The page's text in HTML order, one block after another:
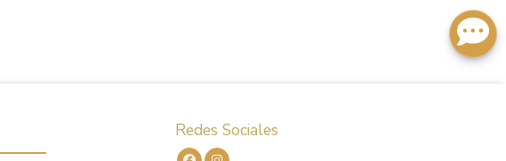
Redes Sociales